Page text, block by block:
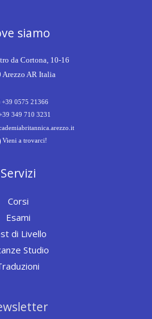
siamo
da Cortona, 10-16
Arezzo AR Italia
+39 0575 21366
349 710 3231
Vieni a trovarci!
Servizi
Corsi
Esami
di Livello
Studio